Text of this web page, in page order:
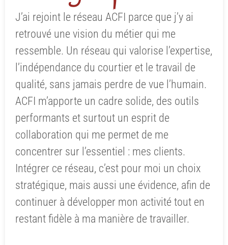
J’ai rejoint le réseau ACFI parce que j’y ai
retrouvé une vision du métier qui me
ressemble. Un réseau qui valorise l’expertise,
l’indépendance du courtier et le travail de
qualité, sans jamais perdre de vue l’humain.
ACFI m’apporte un cadre solide, des outils
performants et surtout un esprit de
collaboration qui me permet de me
concentrer sur l’essentiel : mes clients.
Intégrer ce réseau, c’est pour moi un choix
stratégique, mais aussi une évidence, afin de
continuer à développer mon activité tout en
restant fidèle à ma manière de travailler.